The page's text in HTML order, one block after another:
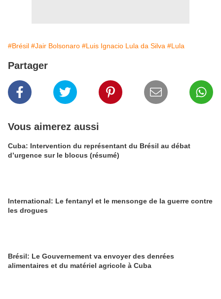
#Brésil #Jair Bolsonaro #Luis Ignacio Lula da Silva #Lula
Partager
Vous aimerez aussi
Cuba: Intervention du représentant du Brésil au débat
d’urgence sur le blocus (résumé)
International: Le fentanyl et le mensonge de la guerre contre
les drogues
Brésil: Le Gouvernement va envoyer des denrées
alimentaires et du matériel agricole à Cuba